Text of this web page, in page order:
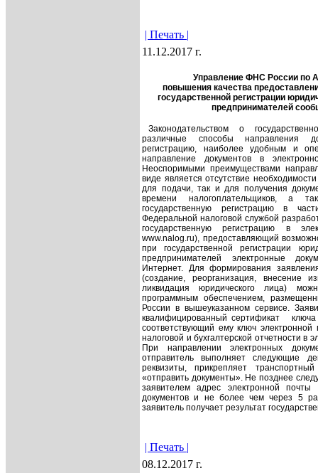
| Печать |
11.12.2017 г.
Управление ФНС России по
повышения качества
государственной регистрации
предпринимателей
Законодательством о
различные способы направления
регистрацию, наиболее удобным и
направление документов в
Неоспоримыми преимуществами
виде является отсутствие
для подачи, так и для получения
времени налогоплательщиков, а
государственную регистрацию в
Федеральной налоговой службой
государственную регистрацию в
www.nalog.ru), предоставляющий
при государственной регистрации
предпринимателей электронные
Интернет. Для формирования
(создание, реорганизация, внесение
ликвидация юридического лица)
программным обеспечением,
России в вышеуказанном сервисе.
квалифицированный сертификат
соответствующий ему ключ
налоговой и бухгалтерской отчетности в
При направлении электронных
отправитель выполняет следующие
реквизиты, прикрепляет
«отправить документы». Не позднее
заявителем адрес электронной
документов и не более чем через 5
заявитель получает результат
| Печать |
08.12.2017 г.